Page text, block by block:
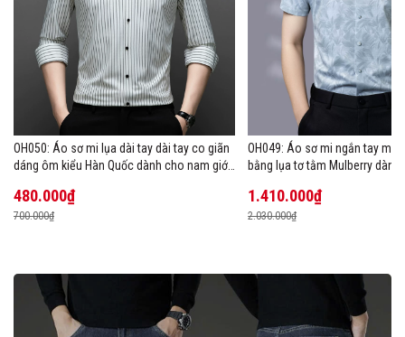
OH050: Áo sơ mi lụa dài tay dài tay co giãn
dáng ôm kiểu Hàn Quốc dành cho nam giới,
480.000₫
700.000₫
OH049: Áo sơ mi ngắn tay
bằng lụa tơ tằm Mulberry
1.410.000₫
2.030.000₫